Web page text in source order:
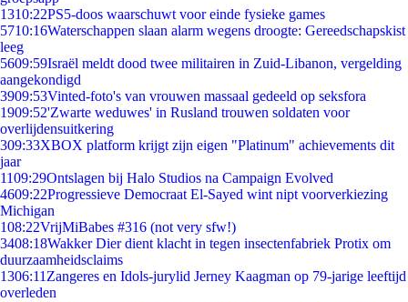
1310:22PS5-doos waarschuwt voor einde fysieke games
5710:16Waterschappen slaan alarm wegens droogte: Gereedschapskist
leeg
5609:59Israël meldt dood twee militairen in Zuid-Libanon, vergelding
aangekondigd
3909:53Vinted-foto's van vrouwen massaal gedeeld op seksfora
1909:52'Zwarte weduwes' in Rusland trouwen soldaten voor
overlijdensuitkering
309:33XBOX platform krijgt zijn eigen "Platinum" achievements dit
jaar
1109:29Ontslagen bij Halo Studios na Campaign Evolved
4609:22Progressieve Democraat El-Sayed wint nipt voorverkiezing
Michigan
108:22VrijMiBabes #316 (not very sfw!)
3408:18Wakker Dier dient klacht in tegen insectenfabriek Protix om
duurzaamheidsclaims
1306:11 Zangeres en Idols-jurylid Jerney Kaagman op 79-jarige leeftijd
overleden